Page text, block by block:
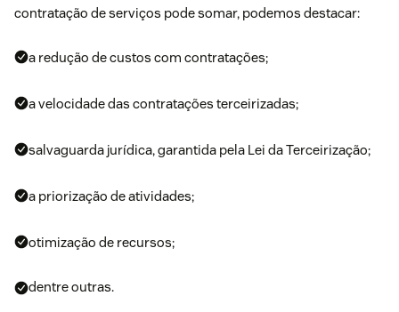
contratação de serviços pode somar, podemos destacar:
a redução de custos com contratações;
a velocidade das contratações terceirizadas;
salvaguarda jurídica, garantida pela Lei da Terceirização;
a priorização de atividades;
otimização de recursos;
dentre outras.